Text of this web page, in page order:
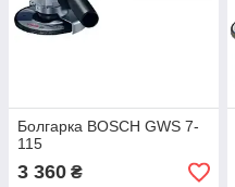
Болгарка BOSCH GWS 7-
115
3 360 ₴